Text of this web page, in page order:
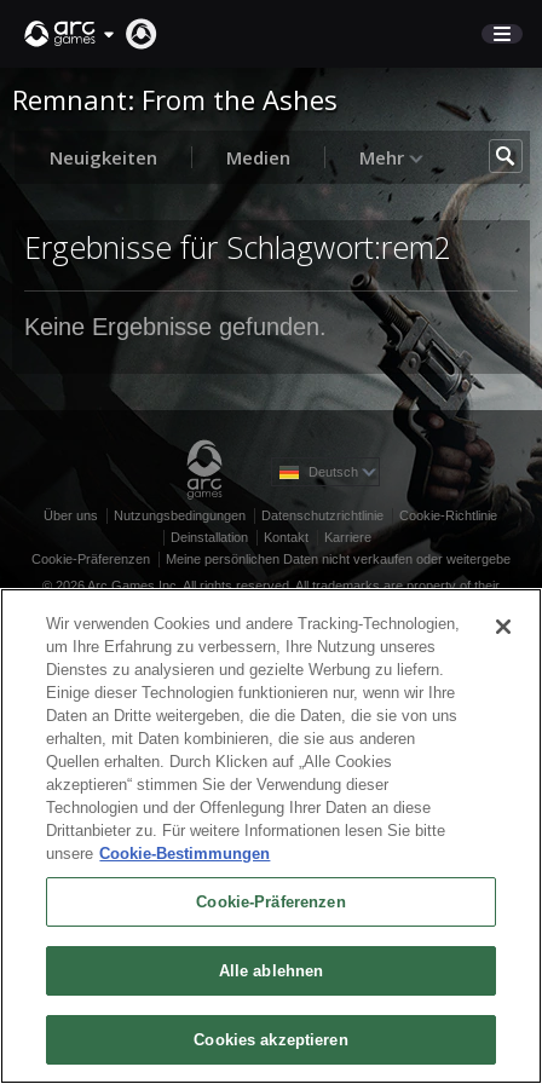
MARKTPLATZ
Anmelden
English
Deutsch
Italiano
Remnant: From the Ashes
Neuigkeiten Medien Mehr
Ergebnisse für Schlagwort:rem2
Keine Ergebnisse gefunden.
Deutsch
Über uns Nutzungsbedingungen Datenschutzrichtlinie
Cookie-Richtlinie
Deinstallation
Kontakt
Karriere
Cookie-Präferenzen
Meine persönlichen Daten nicht verkaufen oder weitergebe
© 2026 Arc Games Inc. All rights reserved. All trademarks are property of their
Wir verwenden Cookies und andere Tracking-Technologien,
um Ihre Erfahrung zu verbessern, Ihre Nutzung unseres
Dienstes zu analysieren und gezielte Werbung zu liefern.
Einige dieser Technologien funktionieren nur, wenn wir Ihre
Daten an Dritte weitergeben, die die Daten, die sie von uns
erhalten, mit Daten kombinieren, die sie aus anderen
Quellen erhalten. Durch Klicken auf „Alle Cookies
akzeptieren“ stimmen Sie der Verwendung dieser
Technologien und der Offenlegung Ihrer Daten an diese
Drittanbieter zu. Für weitere Informationen lesen Sie bitte
unsere Cookie-Bestimmungen
Cookie-Präferenzen
Alle ablehnen
Cookies akzeptieren